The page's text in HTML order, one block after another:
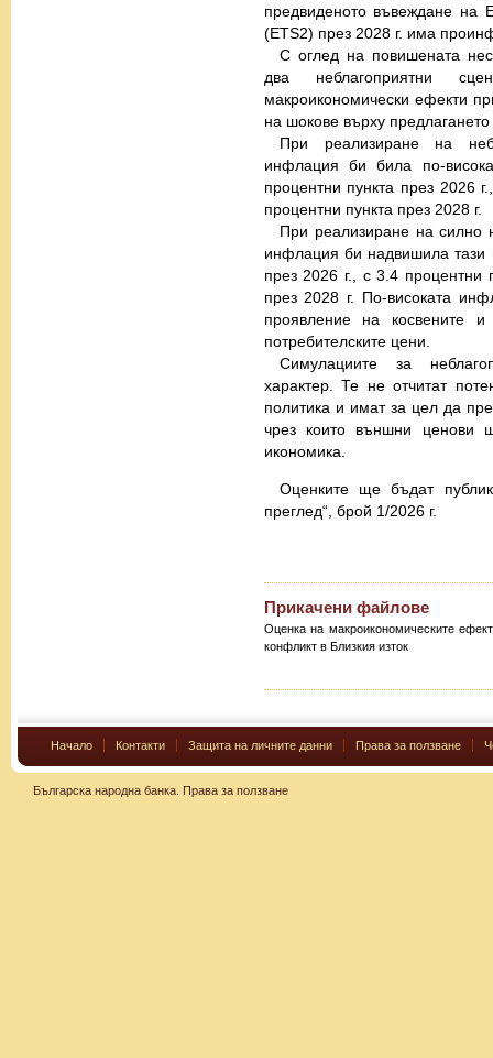
предвиденото въвеждане на
(ETS2) през 2028 г. има
С оглед на повишената
два неблагоприятни
макроикономически ефекти
на шокове върху
При реализиране на
инфлация би била по-
процентни пункта през 2026
процентни пункта през 2028 г.
При реализиране на силно
инфлация би надвишила тази
през 2026 г., с 3.4 процентни
през 2028 г. По-високата
проявление на косвените
потребителските цени.
Симулациите за
характер. Те не отчитат
политика и имат за цел да
чрез които външни ценови
икономика.
Оценките ще бъдат
преглед“, брой 1/2026 г.
Прикачени файлове
Оценка на макроикономическите
конфликт в Близкия изток
Начало Контакти Защита на личните данни Права за ползване
Българска народна банка. Права за ползване